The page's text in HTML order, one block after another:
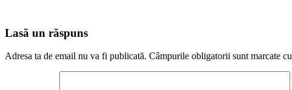
Lasă un răspuns
Adresa ta de email nu va fi publicată. Câmpurile obligatorii sunt marcate cu